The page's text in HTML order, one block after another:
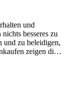
und
besseres zu
und zu beleidigen,
zeigen die
hab, oder eine
weil das
werde, weil